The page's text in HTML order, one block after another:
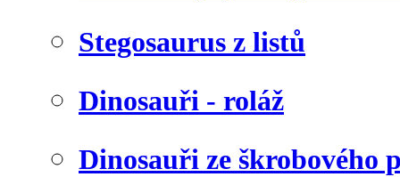
Stegosaurus z listů
Dinosauři - roláž
Dinosauři ze škrobového